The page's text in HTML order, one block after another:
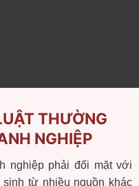
THƯỜNG
NGHIỆP
nghiệp phải đối mặt với
sinh từ nhiều nguồn khác